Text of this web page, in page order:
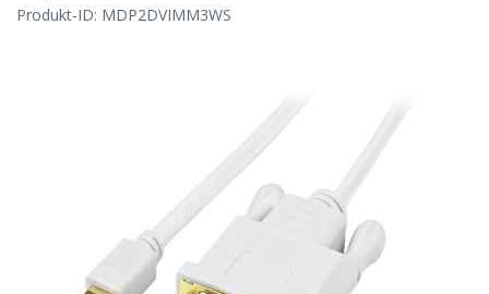
Produkt-ID: MDP2DVIMM3WS